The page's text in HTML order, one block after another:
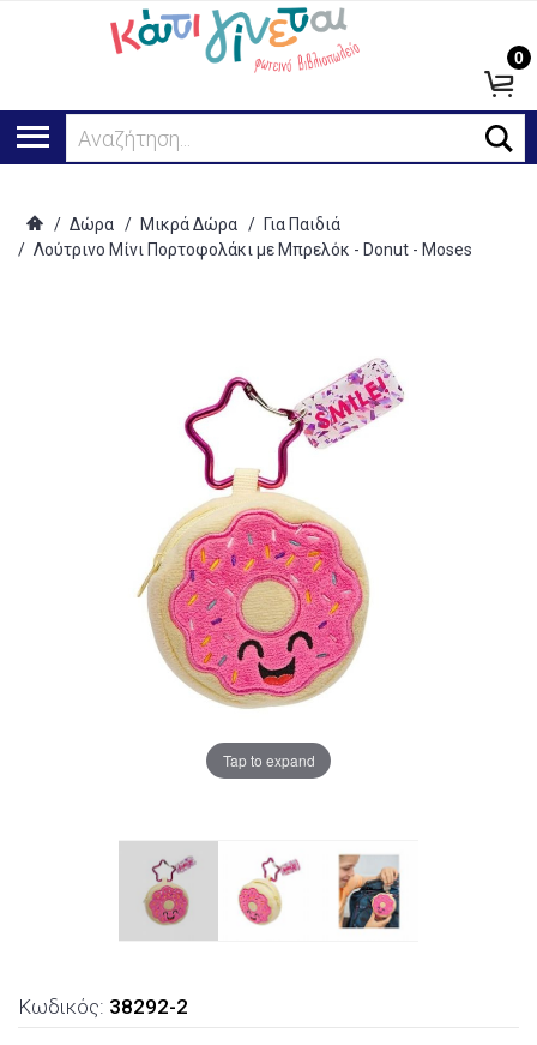
Αναζήτηση...
0
/ Δώρα / Μικρά Δώρα / Για Παιδιά
/ Λούτρινο Μίνι Πορτοφολάκι με Μπρελόκ - Donut - Moses
Tap to expand
Κωδικός: 38292-2